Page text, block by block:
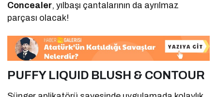
Concealer, yılbaşı çantalarının da ayrılmaz
parçası olacak!
PUFFY LIQUID BLUSH & CONTOUR